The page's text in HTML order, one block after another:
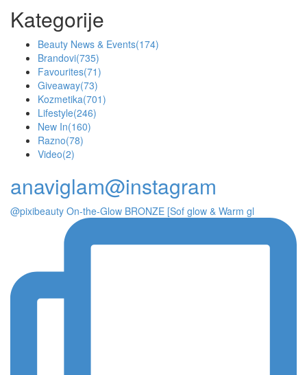
Kategorije
Beauty News & Events(174)
Brandovi(735)
Favourites(71)
Giveaway(73)
Kozmetika(701)
Lifestyle(246)
New In(160)
Razno(78)
Video(2)
anaviglam@instagram
@pixibeauty On-the-Glow BRONZE [Sof glow & Warm gl